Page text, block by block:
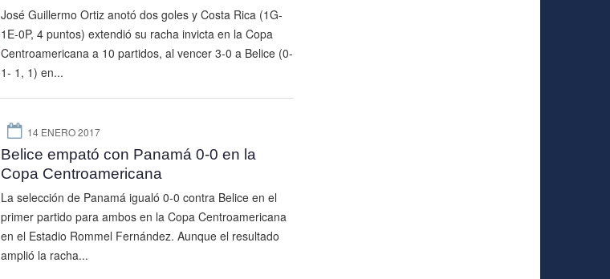
José Guillermo Ortiz anotó dos goles y Costa Rica (1G-
1E-0P, 4 puntos) extendió su racha invicta en la Copa
Centroamericana a 10 partidos, al vencer 3-0 a Belice (0-
1- 1, 1) en...
14 ENERO 2017
Belice empató con Panamá 0-0 en la
Copa Centroamericana
La selección de Panamá igualó 0-0 contra Belice en el
primer partido para ambos en la Copa Centroamericana
en el Estadio Rommel Fernández. Aunque el resultado
amplió la racha...